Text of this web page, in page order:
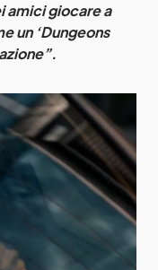
amici giocare a
un ‘Dungeons